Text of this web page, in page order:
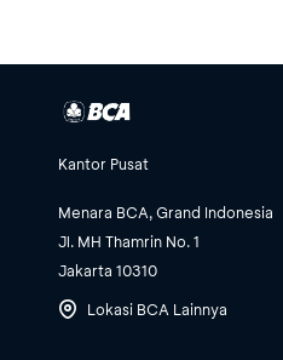
Kantor Pusat
Menara BCA, Grand Indonesia
Jl. MH Thamrin No. 1
Jakarta 10310
Lokasi BCA Lainnya